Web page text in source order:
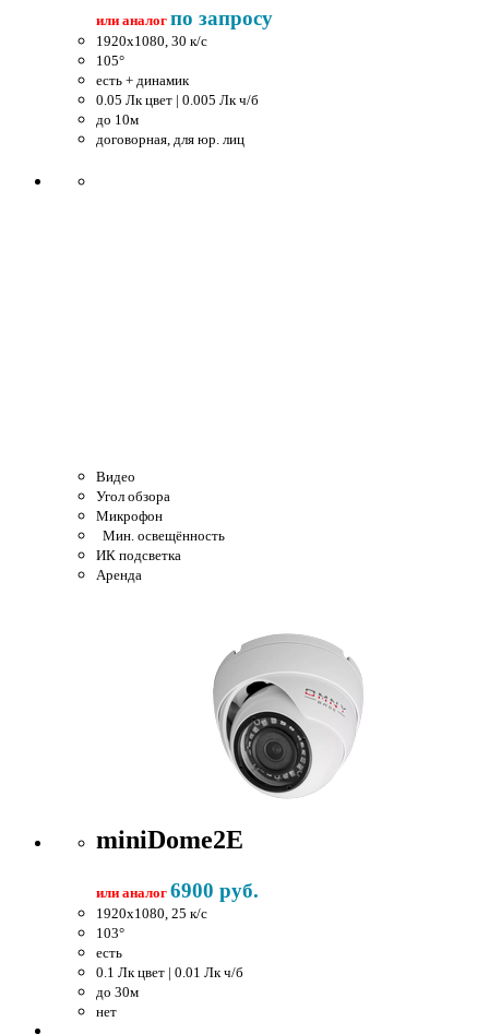
или аналог по запросу
1920x1080, 30 к/c
105°
есть + динамик
0.05 Лк цвет | 0.005 Лк ч/б
до 10м
договорная, для юр. лиц
Видео
Угол обзора
Микрофон
Мин. освещённость
ИК подсветка
Аренда
miniDome2E
или аналог 6900 руб.
1920x1080, 25 к/c
103°
есть
0.1 Лк цвет | 0.01 Лк ч/б
до 30м
нет